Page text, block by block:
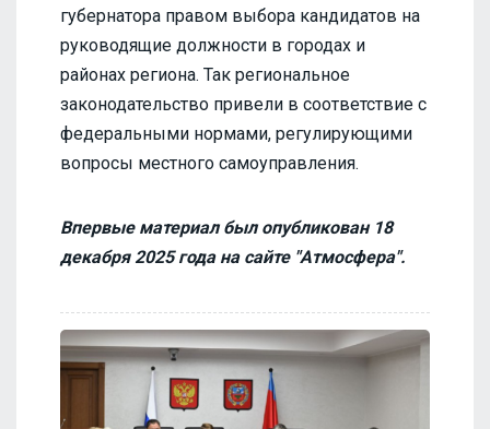
губернатора правом выбора кандидатов на
руководящие должности в городах и
районах региона. Так региональное
законодательство привели в соответствие с
федеральными нормами, регулирующими
вопросы местного самоуправления.
Впервые материал был опубликован 18
декабря 2025 года на сайте "Атмосфера".